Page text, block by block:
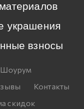
украшения
взносы
Шоурум
Контакты
скидок